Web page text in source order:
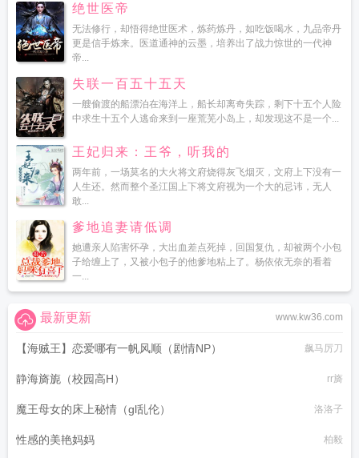
绝世医帝
无法修行，却悟得绝世医术，炼药炼丹，如吃饭喝水，九品帝丹
更是信手炼来。医道通神的云墨，培养出了战力惊世的一代神
帝...
失联一百五十五天
一艘偷渡的船漂泊在海洋上，船长却离奇失踪，剩下十五个人险
中求生十五个人逃命来到一座荒芜小岛上，却发现这不是一个...
王妃归来：王爷，听我的
两年前，一场莫名的大火将文府烧得灰飞烟灭，文府上下没有一
人生还。然而整个圣江国上下将文府视为一个大的忌讳，无人
敢...
爹地追妻请低调
她遭亲人陷害怀孕，大出血差点死掉，回国复仇，却被两个小包
子给缠上了，又被小包子的他爹地粘上了。杨依依无奈的看着
一...
www.kw36.com
最新更新
【海贼王】恋爱哪有一帆风顺（剧情NP） 飙马厉刀
静海旖旎（校园高H） rr旖
魔王母女的床上秘情（gl乱伦） 洛洛子
性感的美艳妈妈 柏毅